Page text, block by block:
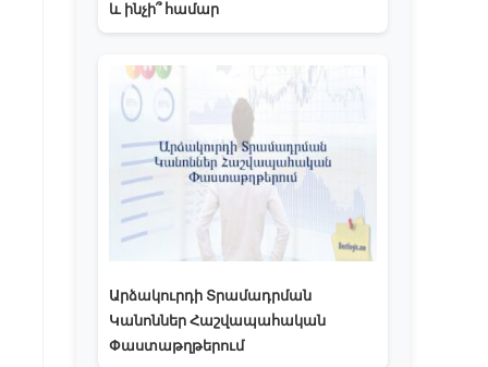
և ինչի՞ համար
Արձակուրդի Տրամադրման
Կանոններ Հաշվապահական
Փաստաթղթերում